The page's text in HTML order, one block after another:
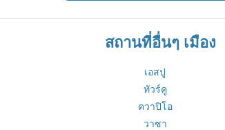
สถานที่อื่นๆ เมือง
เอสปู
ทัวร์คู
ควาปิโอ
วาซา